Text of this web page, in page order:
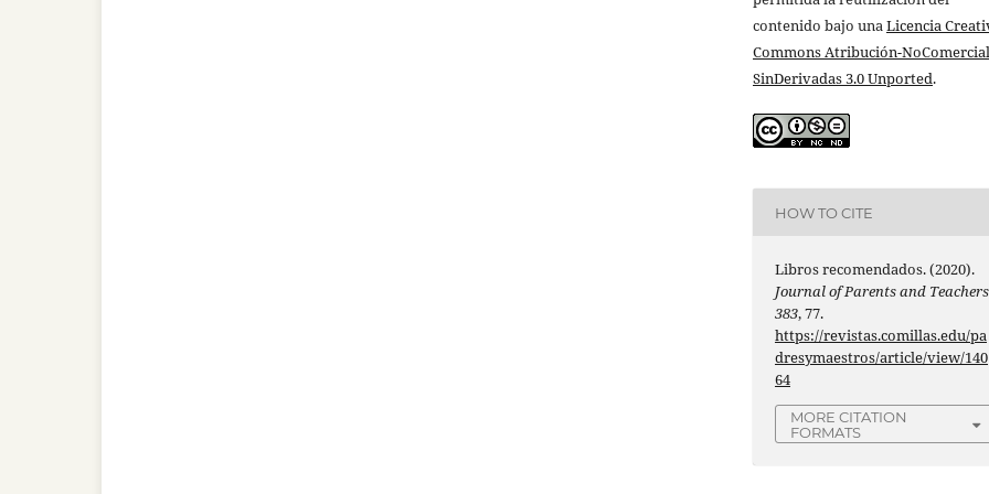
contenido bajo unaLicencia
Commons Atribución-
SinDerivadas 3.0 Unported.
HOW TO CITE
Libros recomendados. (2020).
Journal of Parents and Teachers
383, 77.
https://revistas.comillas.edu/pa
dresymaestros/article/view/140
64
MORE CITATION
FORMATS